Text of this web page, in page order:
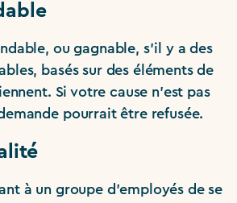
ou gagnable, s’il y a des
basés sur des éléments de
Si votre cause n’est pas
pourrait être refusée.
à un groupe d’employés de se